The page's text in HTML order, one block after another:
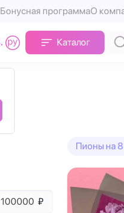
Бонусная программаО
Каталог
₽
Пионы на